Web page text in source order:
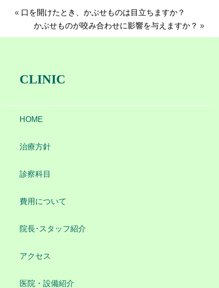
« 口を開けたとき、かぶせものは目立ちますか？
かぶせものが咬み合わせに影響を与えますか？ »
CLINIC
HOME
治療方針
診察科目
費用について
院長･スタッフ紹介
アクセス
医院・設備紹介